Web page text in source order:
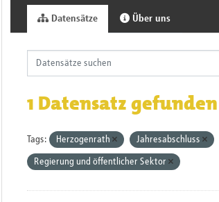
Datensätze Über uns
1 Datensatz gefunden
Tags: Herzogenrath Jahresabschluss
Regierung und öffentlicher Sektor